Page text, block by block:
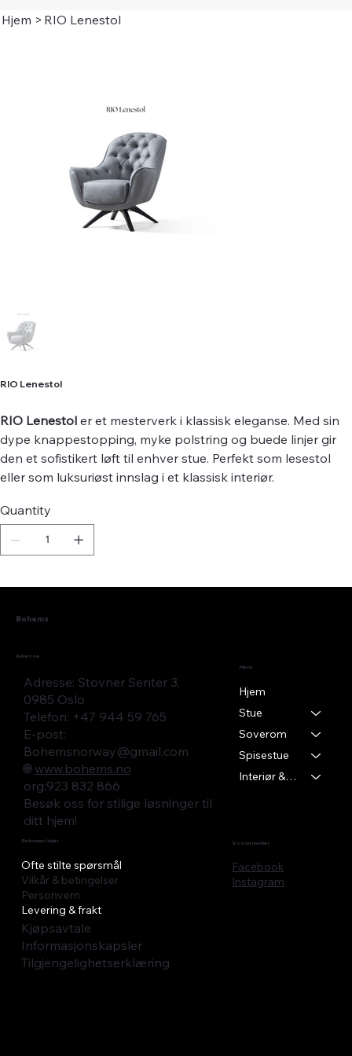
Hjem > RIO Lenestol
RIO Lenestol
RIO Lenestol er et mesterverk i klassisk eleganse. Med sin
dype knappestopping, myke polstring og buede linjer gir
den et sofistikert løft til enhver stue. Perfekt som lesestol
eller som luksuriøst innslag i et klassisk interiør.
Quantity
Bohems
Adresse
Adresse: Stovner Senter 3,
0985 Oslo
Telefon: +47 944 59 765
E-post:
Bohemsnorway@gmail.com
🌐 www.bohems.no
​org:923 832 866
Besøk oss for stilige løsninger til
ditt hjem!
Meny
Hjem
Stue
Soverom
Spisestue
Interiør & Tekstil
Retningslinjer
Ofte stilte spørsmål
Vilkår & betingelser
Personvern
Levering & frakt
Kjøpsavtale
Informasjonskapsler
Tilgjengelighetserklæring
Sosial medier
Facebook
Instagram